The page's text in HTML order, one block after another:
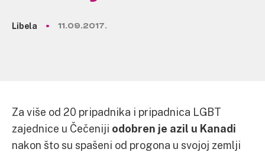
Libela 11.09.2017.
Za više od 20 pripadnika i pripadnica LGBT
zajednice u Čečeniji odobren je azil u Kanadi
nakon što su spašeni od progona u svojoj zemlji